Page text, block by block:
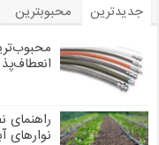
جدیدترین محبوبترین
نوارهای